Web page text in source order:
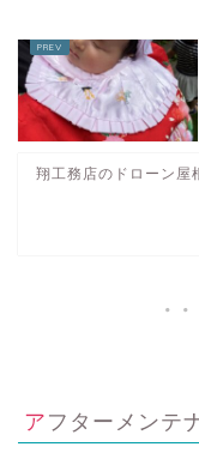
翔工務店のドローン屋
アフターメンテ